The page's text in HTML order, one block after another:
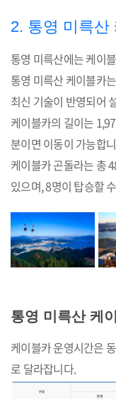
2. 통영 미륵산
통영 미륵산에는 케이
통영 미륵산 케이블카
최신 기술이 반영되어
케이블카의 길이는
분이면 이동이 가능합
케이블카 곤돌라는 총
있으며, 8명이 탑승할
통영 미륵산 케
케이블카 운영시간은
로 달라잡니다.